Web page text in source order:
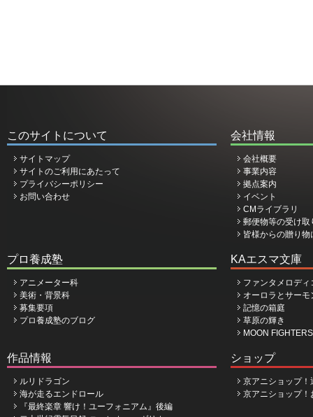
このサイトについて
サイトマップ
サイトのご利用にあたって
プライバシーポリシー
お問い合わせ
会社情報
会社概要
事業内容
拠点案内
イベント
CMライブラリ
郵便物等の受け取
皆様からの贈り
プロ養成塾
アニメーター科
美術・背景科
募集要項
プロ養成塾のブログ
KAエスマ文庫
ファンタメロデ
オーロラとサーモ
記憶の箱庭
草原の輝き
MOON
作品情報
ルリドラゴン
海が走るエンドロール
『最終楽章 響け！ユーフォニアム』後編
ショップ
京アニショップ！
京アニショップ！